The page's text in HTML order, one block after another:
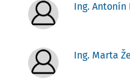
Ing. Antonín
Ing. Marta